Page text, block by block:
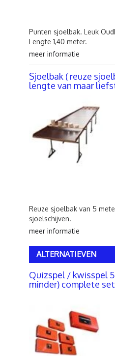
Punten sjoelbak. Leuk
Lengte 1,40 meter.
meer informatie
Sjoelbak ( reuze
lengte van maar
Reuze sjoelbak van 5
sjoelschijven.
meer informatie
ALTERNATIEVEN
Quizspel / kwisspel
minder) complete